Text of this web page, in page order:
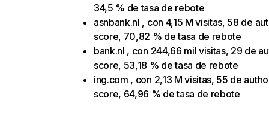
34,5 % de tasa de rebote
asnbank.nl , con 4,15 M visitas, 58 de
score, 70,82 % de tasa de rebote
bank.nl , con 244,66 mil visitas, 29 de
score, 53,18 % de tasa de rebote
ing.com , con 2,13 M visitas, 55 de
score, 64,96 % de tasa de rebote